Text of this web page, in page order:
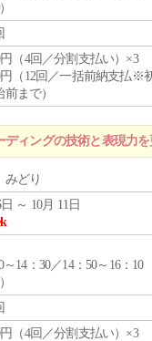
円（4回／分割支払い）×3
円（12回／一括前納支払※
まで）
ィングの技術と表現力
どり
～ 10月 11日
～14：30／14：50～16：10
円（4回／分割支払い）×3